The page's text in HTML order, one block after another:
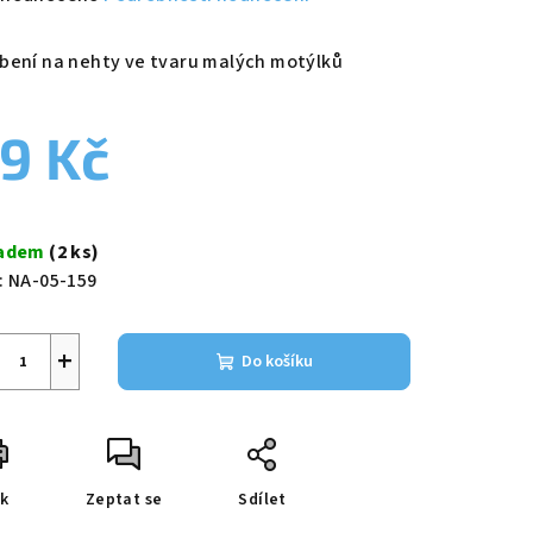
na nehty ve tvaru malých motýlků
Kč
(2 ks)
NA-05-159
+ Do košíku
Zeptat se Sdílet